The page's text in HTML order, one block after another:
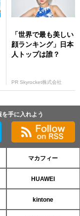
「世界で最も美しい
顔ランキング」日本
人トップは誰？
PR Skyrocket株式会社
手に入れよう
マカフィー
HUAWEI
kintone